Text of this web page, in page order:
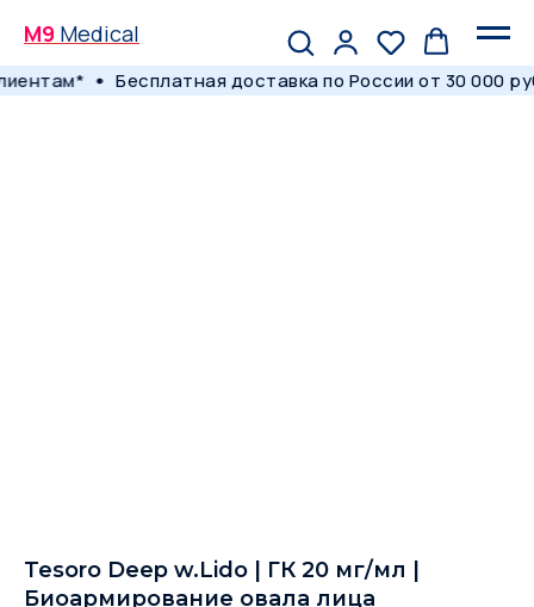
M9 Medical
Бесплатная доставка по России от 30 000
Tesoro Deep w.Lido | ГК 20 мг/мл |
Биоармирование овала лица